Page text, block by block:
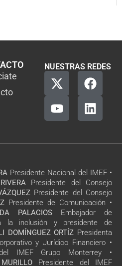
NUESTRAS REDES
Presidente Nacional del IMEF •
Presidente del Consejo
Presidente del Consejo
Presidente de Comunicación •
PALACIOS Embajador de
la inclusión y presidente de
DOMÍNGUEZ ORTÍZ Presidenta
y Jurídico Financiero •
IMEF Grupo Monterrey •
Presidente del IMEF